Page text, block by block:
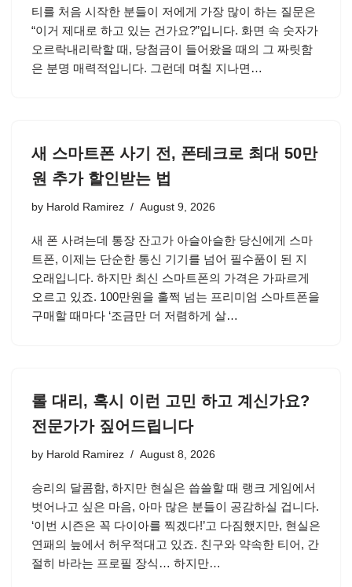
티를 처음 시작한 분들이 저에게 가장 많이 하는 질문은
“이거 제대로 하고 있는 건가요?”입니다. 화면 속 숫자가
오르락내리락할 때, 당첨금이 들어왔을 때의 그 짜릿함
은 분명 매력적입니다. 그런데 며칠 지나면…
새 스마트폰 사기 전, 폰테크로 최대 50만
원 추가 할인받는 법
by Harold Ramirez August 9, 2026
새 폰 사려는데 통장 잔고가 아슬아슬한 당신에게 스마
트폰, 이제는 단순한 통신 기기를 넘어 필수품이 된 지
오래입니다. 하지만 최신 스마트폰의 가격은 가파르게
오르고 있죠. 100만원을 훌쩍 넘는 프리미엄 스마트폰을
구매할 때마다 ‘조금만 더 저렴하게 살…
롤 대리, 혹시 이런 고민 하고 계신가요?
전문가가 짚어드립니다
by Harold Ramirez August 8, 2026
승리의 달콤함, 하지만 현실은 씁쓸할 때 랭크 게임에서
벗어나고 싶은 마음, 아마 많은 분들이 공감하실 겁니다.
‘이번 시즌은 꼭 다이아를 찍겠다!’고 다짐했지만, 현실은
연패의 늪에서 허우적대고 있죠. 친구와 약속한 티어, 간
절히 바라는 프로필 장식… 하지만…